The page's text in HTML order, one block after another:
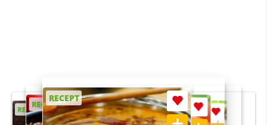
RECEPT
RECEPT
RECEPT
RECEPT
RECEPT